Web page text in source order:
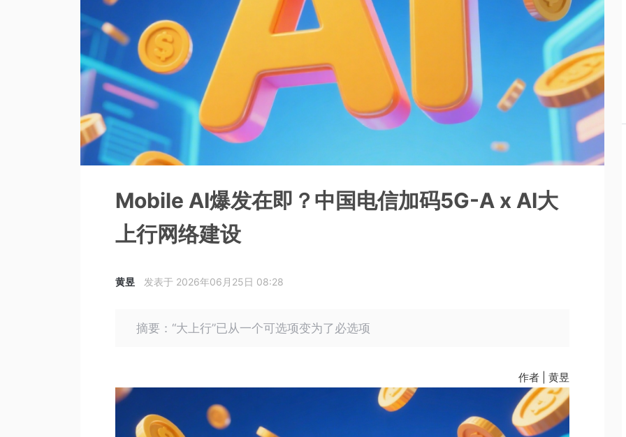
Mobile AI爆发在即？中国电信加码5G-A x AI大
上行网络建设
黄昱 发表于 2026年06月25日 08:28
摘要：“大上行”已从一个可选项变为了必选项
作者 | 黄昱